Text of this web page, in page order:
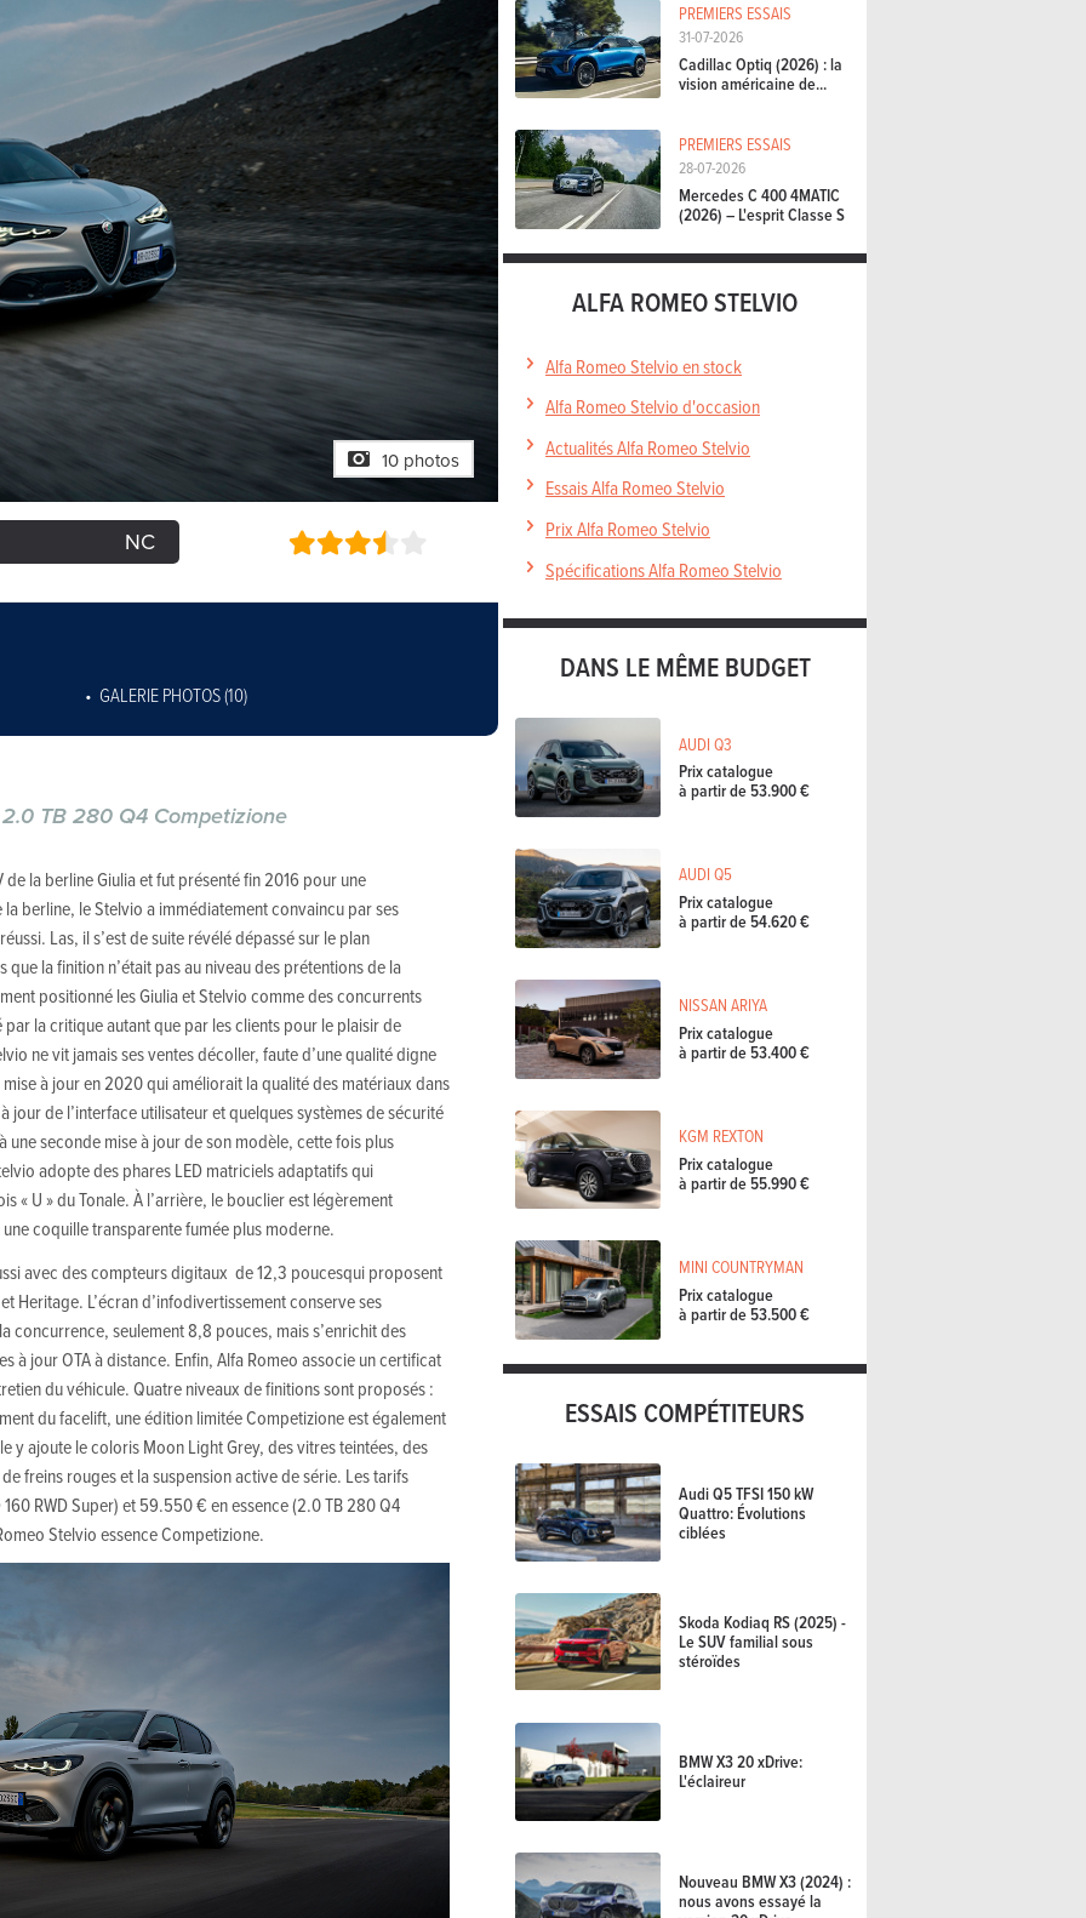
10 photos
NC
GALERIE PHOTOS (10)
TB 280 Q4 Competizione
de la berline Giulia et fut présenté fin 2016 pour une
berline, le Stelvio a immédiatement convaincu par ses
Las, il s’est de suite révélé dépassé sur le plan
la finition n’était pas au niveau des prétentions de la
positionné les Giulia et Stelvio comme des concurrents
la critique autant que par les clients pour le plaisir de
ne vit jamais ses ventes décoller, faute d’une qualité digne
à jour en 2020 qui améliorait la qualité des matériaux dans
jour de l’interface utilisateur et quelques systèmes de sécurité
seconde mise à jour de son modèle, cette fois plus
adopte des phares LED matriciels adaptatifs qui
« U » du Tonale. À l’arrière, le bouclier est légèrement
coquille transparente fumée plus moderne.
avec des compteurs digitaux de 12,3 poucesqui proposent
Heritage. L’écran d’infodivertissement conserve ses
concurrence, seulement 8,8 pouces, mais s’enrichit des
à jour OTA à distance. Enfin, Alfa Romeo associe un certificat
du véhicule. Quatre niveaux de finitions sont proposés :
du facelift, une édition limitée Competizione est également
y ajoute le coloris Moon Light Grey, des vitres teintées, des
freins rouges et la suspension active de série. Les tarifs
RWD Super) et 59.550 € en essence (2.0 TB 280 Q4
Stelvio essence Competizione.
PREMIERS ESSAIS
31-07-2026
Cadillac Optiq (2026) : la
vision américaine de...
PREMIERS ESSAIS
28-07-2026
Mercedes C 400 4MATIC
(2026) – L'esprit Classe S
ALFA ROMEO STELVIO
Alfa Romeo Stelvio en stock
Alfa Romeo Stelvio d'occasion
Actualités Alfa Romeo Stelvio
Essais Alfa Romeo Stelvio
Prix Alfa Romeo Stelvio
Spécifications Alfa Romeo Stelvio
DANS LE MÊME BUDGET
AUDI Q3
Prix catalogue
à partir de 53.900 €
AUDI Q5
Prix catalogue
à partir de 54.620 €
NISSAN ARIYA
Prix catalogue
à partir de 53.400 €
KGM REXTON
Prix catalogue
à partir de 55.990 €
MINI COUNTRYMAN
Prix catalogue
à partir de 53.500 €
ESSAIS COMPÉTITEURS
Audi Q5 TFSI 150 kW
Quattro: Évolutions
ciblées
Skoda Kodiaq RS (2025) -
Le SUV familial sous
stéroïdes
BMW X3 20 xDrive:
L'éclaireur
Nouveau BMW X3 (2024) :
nous avons essayé la